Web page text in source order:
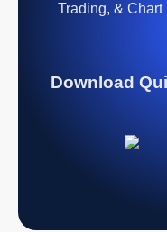
Trading, &
Download